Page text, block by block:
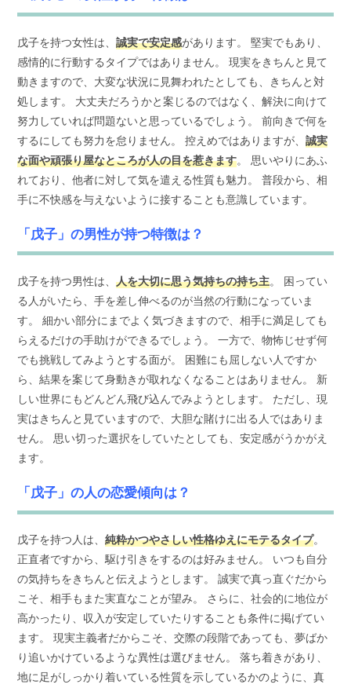
戊子を持つ女性は、誠実で安定感があります。 堅実でもあり、
感情的に行動するタイプではありません。 現実をきちんと見て
動きますので、大変な状況に見舞われたとしても、きちんと対
処します。 大丈夫だろうかと案じるのではなく、解決に向けて
努力していれば問題ないと思っているでしょう。 前向きで何を
するにしても努力を怠りません。 控えめではありますが、誠実
な面や頑張り屋なところが人の目を惹きます。 思いやりにあふ
れており、他者に対して気を遣える性質も魅力。 普段から、相
手に不快感を与えないように接することも意識しています。
「戊子」の男性が持つ特徴は？
戊子を持つ男性は、人を大切に思う気持ちの持ち主。 困ってい
る人がいたら、手を差し伸べるのが当然の行動になっていま
す。 細かい部分にまでよく気づきますので、相手に満足しても
らえるだけの手助けができるでしょう。 一方で、物怖じせず何
でも挑戦してみようとする面が。 困難にも屈しない人ですか
ら、結果を案じて身動きが取れなくなることはありません。 新
しい世界にもどんどん飛び込んでみようとします。 ただし、現
実はきちんと見ていますので、大胆な賭けに出る人ではありま
せん。 思い切った選択をしていたとしても、安定感がうかがえ
ます。
「戊子」の人の恋愛傾向は？
戊子を持つ人は、純粋かつやさしい性格ゆえにモテるタイプ。
正直者ですから、駆け引きをするのは好みません。 いつも自分
の気持ちをきちんと伝えようとします。 誠実で真っ直ぐだから
こそ、相手もまた実直なことが望み。 さらに、社会的に地位が
高かったり、収入が安定していたりすることも条件に掲げてい
ます。 現実主義者だからこそ、交際の段階であっても、夢ばか
り追いかけているような異性は選びません。 落ち着きがあり、
地に足がしっかり着いている性質を示しているかのように、真